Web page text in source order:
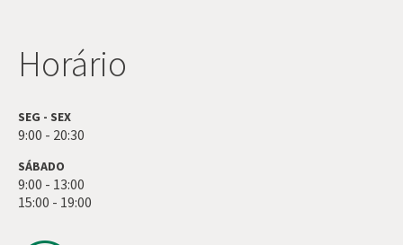
Horário
SEG - SEX
9:00 - 20:30
SÁBADO
9:00 - 13:00
15:00 - 19:00